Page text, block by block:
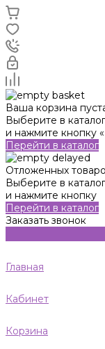
Ваша корзина
Выберите в
и нажмите кнопку
Перейти в каталог
Отложенных
Выберите в
и нажмите кнопку
Перейти в каталог
Заказать звонок
Главная
Кабинет
Корзина